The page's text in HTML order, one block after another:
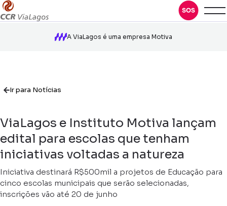
A ViaLagos é uma empresa Motiva
Ir para Notícias
ViaLagos e Instituto Motiva lançam
edital para escolas que tenham
iniciativas voltadas a natureza
Iniciativa destinará R$500mil a projetos de Educação para
cinco escolas municipais que serão selecionadas,
inscrições vão até 20 de junho